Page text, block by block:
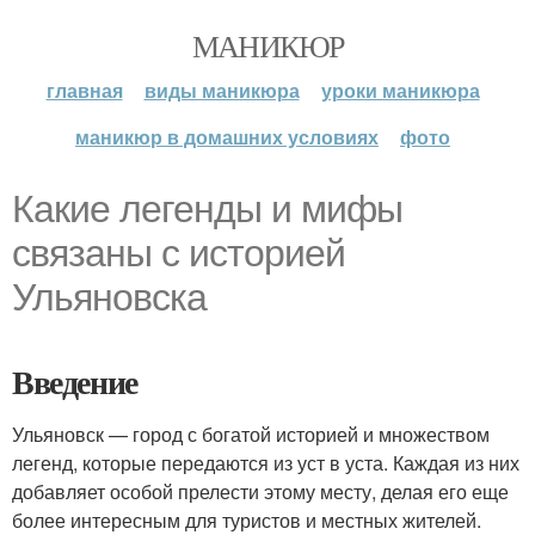
МАНИКЮР
главная виды маникюра
уроки маникюра
маникюр в домашних условиях
фото
Какие легенды и мифы
связаны с историей
Ульяновска
Введение
Ульяновск — город с богатой историей и множеством
легенд, которые передаются из уст в уста. Каждая из них
добавляет особой прелести этому месту, делая его еще
более интересным для туристов и местных жителей.